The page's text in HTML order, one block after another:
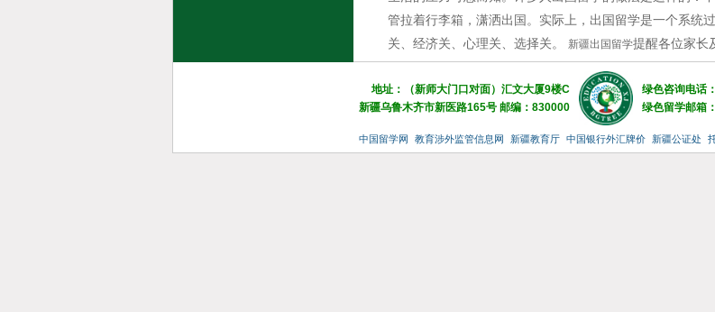
管拉着行李箱，潇洒出国。实际上，出国留学是一个系统
关、经济关、心理关、选择关。
新疆出国留学提醒各位家长
地址：（新师大门口对面）汇文大厦9楼C
新疆乌鲁木齐市新医路165号 邮编：830000
绿色咨询电话
绿色留学邮箱
中国留学网 教育涉外监管信息网 新疆教育厅 中国银行外汇牌价 新疆公证处